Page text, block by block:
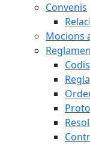
Convenis
Mocions
Codis